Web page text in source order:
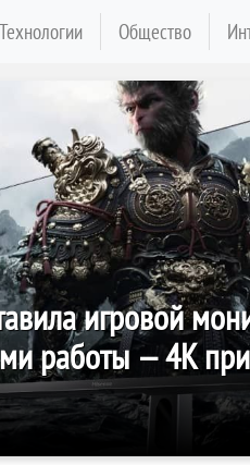
Технологии Общество
игровой
работы — 4K